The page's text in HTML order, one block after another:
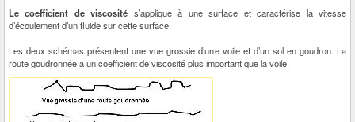
Le coefficient de viscosité s’applique à une surface et caractérise la vitesse
d’écoulement d’un fluide sur cette surface.
Les deux schémas présentent une vue grossie d’une voile et d’un sol en goudron. La
route goudronnée a un coefficient de viscosité plus important que la voile.